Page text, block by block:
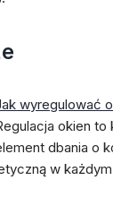
wyregulować
okien to
dbania o
w